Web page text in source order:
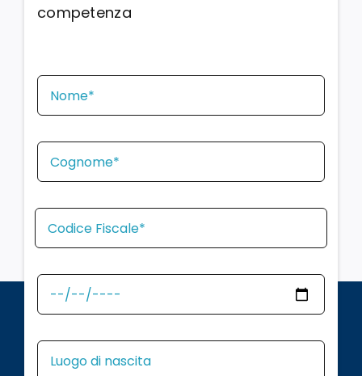
competenza